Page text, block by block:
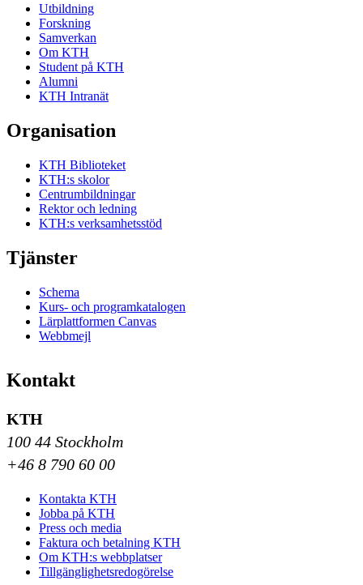
Utbildning
Forskning
Samverkan
Om KTH
Student på KTH
Alumni
KTH Intranät
Organisation
KTH Biblioteket
KTH:s skolor
Centrumbildningar
Rektor och ledning
KTH:s verksamhetsstöd
Tjänster
Schema
Kurs- och programkatalogen
Lärplattformen Canvas
Webbmejl
Kontakt
KTH
100 44 Stockholm
+46 8 790 60 00
Kontakta KTH
Jobba på KTH
Press och media
Faktura och betalning KTH
Om KTH:s webbplatser
Tillgänglighetsredogörelse